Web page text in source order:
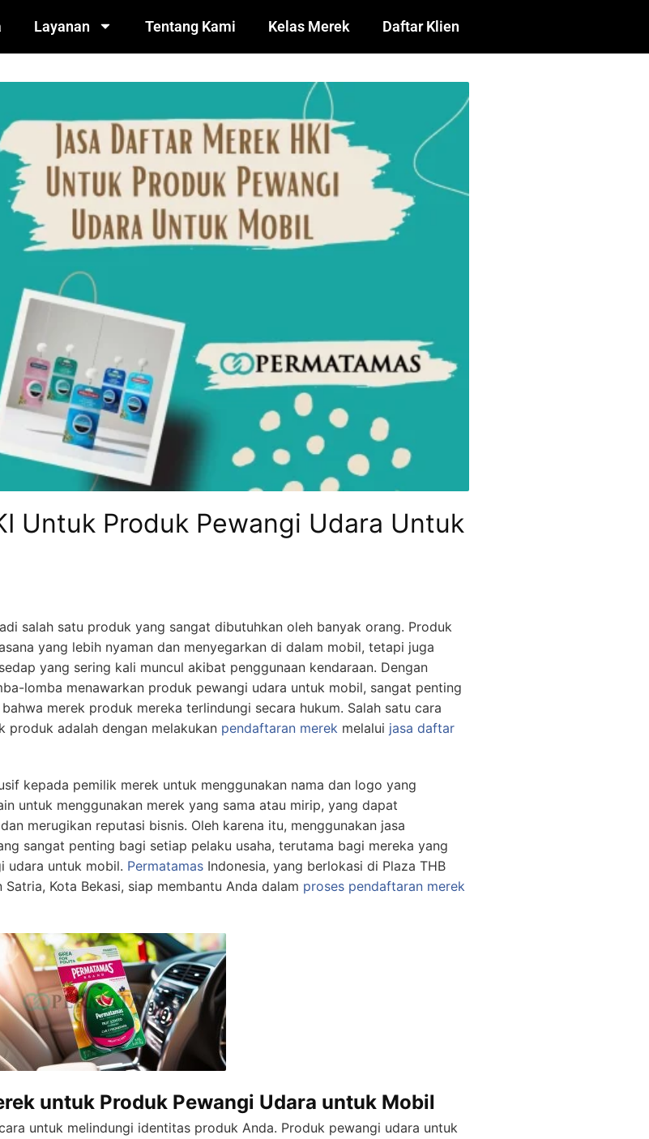
Layanan Tentang Kami Kelas Merek Daftar Klien
Untuk Produk Pewangi Udara Untuk
salah satu produk yang sangat dibutuhkan oleh banyak orang. Produk
yang lebih nyaman dan menyegarkan di dalam mobil, tetapi juga
yang sering kali muncul akibat penggunaan kendaraan. Dengan
lomba menawarkan produk pewangi udara untuk mobil, sangat penting
merek produk mereka terlindungi secara hukum. Salah satu cara
adalah dengan melakukan pendaftaran merek melalui jasa daftar
kepada pemilik merek untuk menggunakan nama dan logo yang
untuk menggunakan merek yang sama atau mirip, yang dapat
merugikan reputasi bisnis. Oleh karena itu, menggunakan jasa
sangat penting bagi setiap pelaku usaha, terutama bagi mereka yang
udara untuk mobil. Permatamas Indonesia, yang berlokasi di Plaza THB
Kota Bekasi, siap membantu Anda dalam proses pendaftaran merek
untuk Produk Pewangi Udara untuk Mobil
untuk melindungi identitas produk Anda. Produk pewangi udara untuk